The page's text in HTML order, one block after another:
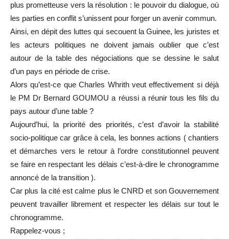
plus prometteuse vers la résolution : le pouvoir du dialogue, où
les parties en conflit s’unissent pour forger un avenir commun.
Ainsi, en dépit des luttes qui secouent la Guinee, les juristes et
les acteurs politiques ne doivent jamais oublier que c’est
autour de la table des négociations que se dessine le salut
d’un pays en période de crise.
Alors qu’est-ce que Charles Whrith veut effectivement si déjà
le PM Dr Bernard GOUMOU a réussi a réunir tous les fils du
pays autour d’une table ?
Aujourd’hui, la priorité des priorités, c’est d’avoir la stabilité
socio-politique car grâce à cela, les bonnes actions ( chantiers
et démarches vers le retour à l’ordre constitutionnel peuvent
se faire en respectant les délais c’est-à-dire le chronogramme
annoncé de la transition ).
Car plus la cité est calme plus le CNRD et son Gouvernement
peuvent travailler librement et respecter les délais sur tout le
chronogramme.
Rappelez-vous ;